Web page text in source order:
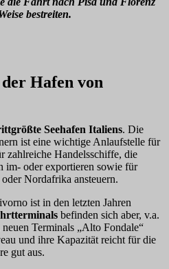
bestreiten.
Hafen von
Seehafen Italiens. Die
ist eine wichtige Anlaufstelle für
zahlreiche Handelsschiffe, die
im- oder exportieren sowie für
Nordafrika ansteuern.
ist in den letzten Jahren
befinden sich aber, v.a.
Terminals „Alto Fondale“
und ihre Kapazität reicht für die
gut aus.